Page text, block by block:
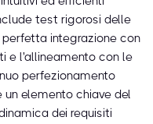
test rigorosi delle
integrazione con
e l'allineamento con le
perfezionamento
elemento chiave del
dei requisiti